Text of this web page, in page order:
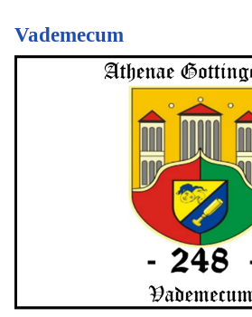
Vademecum